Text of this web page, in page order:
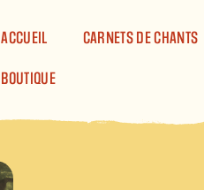
ACCUEIL
CARNETS DE CHANTS
BOUTIQUE